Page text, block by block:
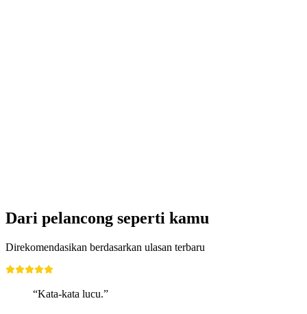
Dari pelancong seperti kamu
Direkomendasikan berdasarkan ulasan terbaru
“Kata-kata lucu.”